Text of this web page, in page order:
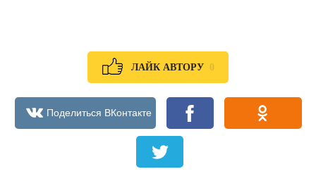
ЛАЙК АВТОРУ 0